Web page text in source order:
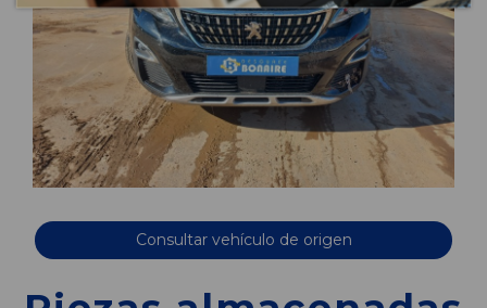
Consultar vehículo de origen